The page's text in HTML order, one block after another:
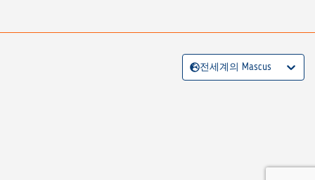
전세계의 Mascus